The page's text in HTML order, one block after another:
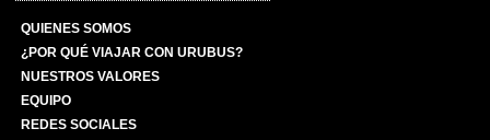
QUIENES SOMOS
¿POR QUÉ VIAJAR CON URUBUS?
NUESTROS VALORES
EQUIPO
REDES SOCIALES